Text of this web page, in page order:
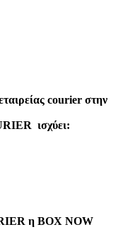
courier στην
ισχύει:
η BOX NOW